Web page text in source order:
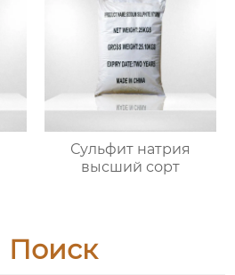
Сульфит натрия
высший сорт
Поиск